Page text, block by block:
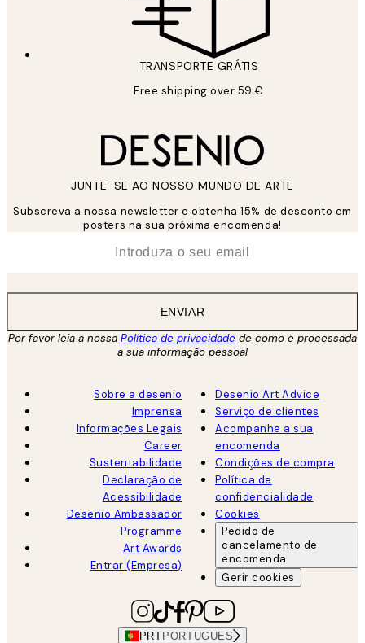
TRANSPORTE GRÁTIS
Free shipping over 59 €
JUNTE-SE AO NOSSO MUNDO DE ARTE
Subscreva a nossa newsletter e obtenha 15% de desconto em
posters na sua próxima encomenda!
ENVIAR
Por favor leia a nossa Política de privacidade de como é processada
a sua informação pessoal
Sobre a desenio
Imprensa
Informações Legais
Career
Sustentabilidade
Declaração de
Acessibilidade
Desenio Ambassador
Programme
Art Awards
Entrar (Empresa)
Desenio Art Advice
Serviço de clientes
Acompanhe a sua
encomenda
Condições de compra
Política de
confidencialidade
Cookies
Pedido de
cancelamento de
encomenda
Gerir cookies
PRT PORTUGUES